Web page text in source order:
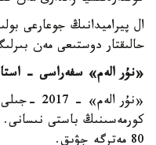
ال پيراميدانىڭ جوعارعى
حالىقتار دوستىعى مەن
«نۇر الەم» سفەراسى -
كورمەسىنىڭ باستى نىسانى.